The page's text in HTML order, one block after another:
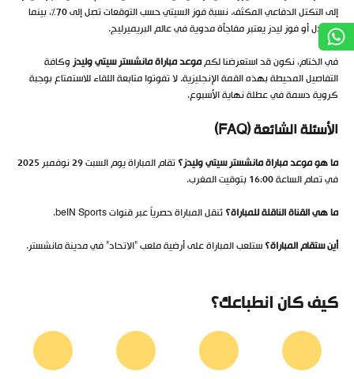
إلى التكتل الدفاعي المكثف. نسبة فوز السيتي حسب التوقعات تصل إلى 70%، بينما
التعادل أو فوز ليدز يعتبر مفاجأة مدوية في عالم البريميرليج.
في الختام، نكون قد استعرضنا لكمموعد مباراة مانشستر سيتي وليدزوكافة
التفاصيل المحيطة بهذه القمة الإنجليزية. لا تفوتوا متابعة اللقاء للاستمتاع بوجبة
كروية دسمة في عطلة نهاية الأسبوع.
الأسئلة الشائعة (FAQ)
ما هو موعد مباراة مانشستر سيتي وليدز؟
تقام المباراة يوم السبت 29 نوفمبر 2025
في تمام الساعة 16:00 بتوقيت المغرب.
ما هي القناة الناقلة للمباراة؟تُنقل المباراة حصرياً عبر قنوات beIN Sports.
أين ستقام المباراة؟ستلعب المباراة على أرضية ملعب “الاتحاد” في مدينة مانشستر.
كيف كان انطباعك؟